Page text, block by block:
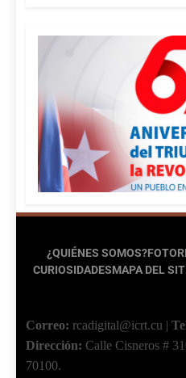
¿QUIÉNES SOMOS?
CURIOSIDADESMAPA DEL
Correo: rcadigital@icrt.cu |
Dirección: Calle Cisneros #
70100.